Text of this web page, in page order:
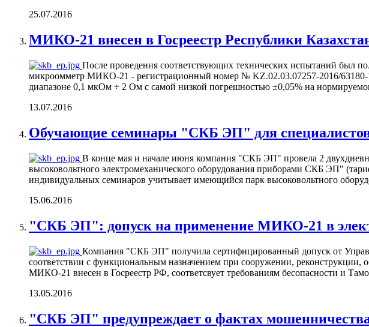
25.07.2016
МИКО-21 внесен в Госреестр Республики
После проведения соответствующих технических испытаний был
микроомметр МИКО-21 - регистрационный номер № KZ.02.03.07257-2016/63180-
диапазоне 0,1 мкОм ÷ 2 Ом с самой низкой погрешностью ±0,05% на
13.07.2016
Обучающие семинары "СКБ ЭП" для
В конце мая и начале июня компания "СКБ ЭП" провела 2
высоковольтного электромеханического оборудования приборами СКБ ЭП"
индивидуальных семинаров учитывает имеющийся парк высоковольтного
15.06.2016
"СКБ ЭП": допуск на применение МИКО-21 в
Компания "СКБ ЭП" получила сертифицированный допуск от
соответствии с функциональным назначением при сооружении,
МИКО-21 внесен в Госреестр РФ, соответсвует требованиям бесопасности и
13.05.2016
"СКБ ЭП" предупреждает о фактах